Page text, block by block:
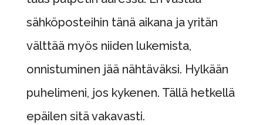
sähköposteihin tänä aikana ja yritän
välttää myös niiden lukemista,
onnistuminen jää nähtäväksi. Hylkään
puhelimeni, jos kykenen. Tällä hetkellä
epäilen sitä vakavasti.